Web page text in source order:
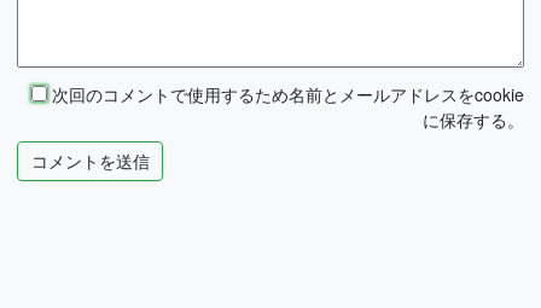
次回のコメントで使用するため名前とメールアドレスをcookie
に保存する。